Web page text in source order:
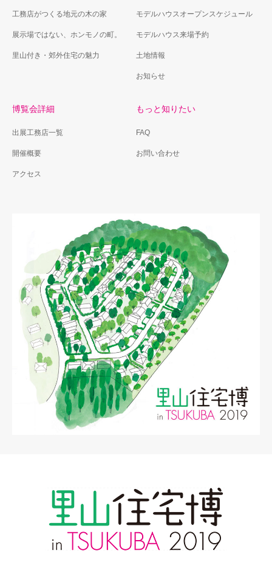
工務店がつくる地元の木の家
展示場ではない、ホンモノの町。
里山付き・郊外住宅の魅力
モデルハウスオープンスケジュール
モデルハウス来場予約
土地情報
お知らせ
博覧会詳細
出展工務店一覧
開催概要
アクセス
もっと知りたい
FAQ
お問い合わせ